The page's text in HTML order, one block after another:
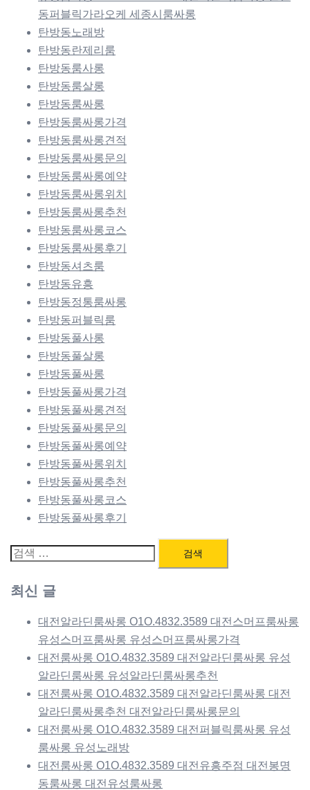
동퍼블릭가라오케 세종시룸싸롱
탄방동노래방
탄방동란제리룸
탄방동룸사롱
탄방동룸살롱
탄방동룸싸롱
탄방동룸싸롱가격
탄방동룸싸롱견적
탄방동룸싸롱문의
탄방동룸싸롱예약
탄방동룸싸롱위치
탄방동룸싸롱추천
탄방동룸싸롱코스
탄방동룸싸롱후기
탄방동셔츠룸
탄방동유흥
탄방동정통룸싸롱
탄방동퍼블릭룸
탄방동풀사롱
탄방동풀살롱
탄방동풀싸롱
탄방동풀싸롱가격
탄방동풀싸롱견적
탄방동풀싸롱문의
탄방동풀싸롱예약
탄방동풀싸롱위치
탄방동풀싸롱추천
탄방동풀싸롱코스
탄방동풀싸롱후기
검
최신 글
대전알라딘룸싸롱 O1O.4832.3589 대전스머프룸싸롱
유성스머프룸싸롱 유성스머프룸싸롱가격
대전룸싸롱 O1O.4832.3589 대전알라딘룸싸롱 유성
알라딘룸싸롱 유성알라딘룸싸롱추천
대전룸싸롱 O1O.4832.3589 대전알라딘룸싸롱 대전
알라딘룸싸롱추천 대전알라딘룸싸롱문의
대전룸싸롱 O1O.4832.3589 대전퍼블릭룸싸롱 유성
룸싸롱 유성노래방
대전룸싸롱 O1O.4832.3589 대전유흥주점 대전봉명
동룸싸롱 대전유성룸싸롱